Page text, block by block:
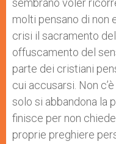
sembrano voler
molti pensano di non
crisi il sacramento
offuscamento del
parte dei cristiani
cui accusarsi. Non
solo si abbandona la
finisce per non
proprie preghiere